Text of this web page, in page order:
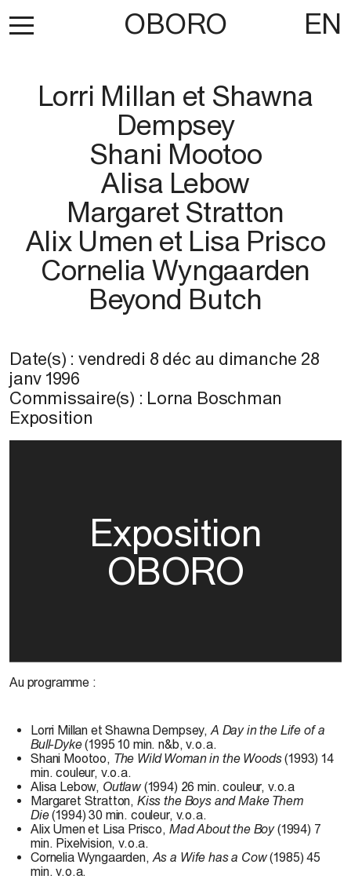
OBORO EN
Lorri Millan et Shawna
Dempsey
Shani Mootoo
Alisa Lebow
Margaret Stratton
Alix Umen et Lisa Prisco
Cornelia Wyngaarden
Beyond Butch
Date(s) : vendredi 8 déc au dimanche 28
janv 1996
Commissaire(s) : Lorna Boschman
Exposition
Exposition
OBORO
Au programme :
Lorri Millan et Shawna Dempsey, A Day in the Life of a
Bull-Dyke(1995 10 min. n&b, v.o.a.
Shani Mootoo, The Wild Woman in the Woods(1993) 14
min. couleur, v.o.a.
Alisa Lebow, Outlaw(1994) 26 min. couleur, v.o.a
Margaret Stratton, Kiss the Boys and Make Them
Die(1994) 30 min. couleur, v.o.a.
Alix Umen et Lisa Prisco, Mad About the Boy(1994) 7
min. Pixelvision, v.o.a.
Cornelia Wyngaarden, As a Wife has a Cow(1985) 45
min. v.o.a.